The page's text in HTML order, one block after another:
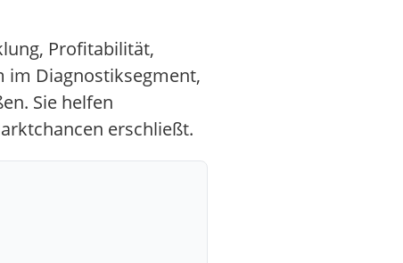
Profitabilität,
im Diagnostiksegment,
Sie helfen
erschließt.